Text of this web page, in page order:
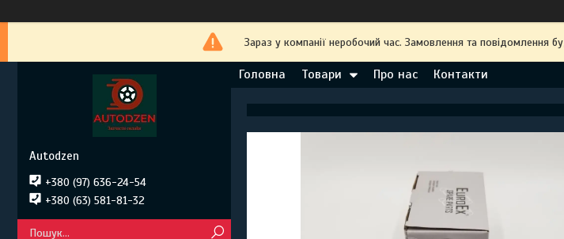
Зараз у компанії неробочий час. Замовлення та повідомлення
Головна Товари Про нас Контакти
Autodzen
+380 (97) 636-24-54
+380 (63) 581-81-32